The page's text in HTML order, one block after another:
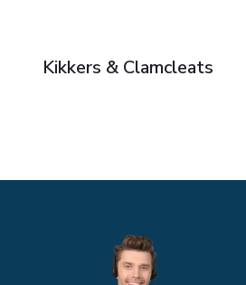
Kikkers & Clamcleats